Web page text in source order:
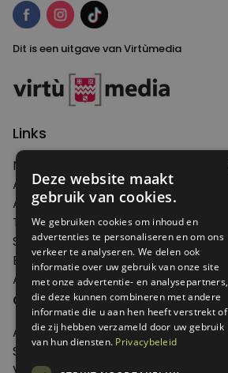
Dit is een uitgave van Virtùmedia
Links
Nieuws
Artikelen
Agenda
Thema's
Shop
Edities
Abonneren
Over Genoeg
Adverteren
Samenwerken
Deze website maakt
gebruik van cookies.
We gebruiken cookies om inhoud en
advertenties te personaliseren en om ons
verkeer te analyseren. We delen ook
informatie over uw gebruik van onze site
met onze advertentie- en analysepartners,
die deze kunnen combineren met andere
informatie die u aan hen heeft verstrekt of
die zij hebben verzameld door uw gebruik
van hun diensten. Privacybeleid